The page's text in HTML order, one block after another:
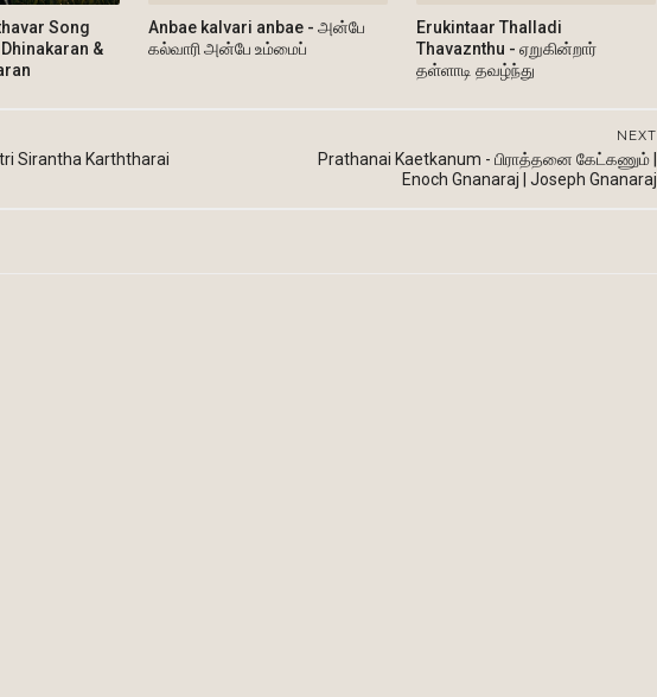
Song
&
Anbae kalvari anbae - அன்பே
கல்வாரி அன்பே உம்மைப்
Erukintaar Thalladi
Thavaznthu - ஏறுகின்றார்
தள்ளாடி தவழ்ந்து
NEXT
Prathanai Kaetkanum - பிராத்தனை கேட்கணும் |
Enoch Gnanaraj | Joseph Gnanaraj
Sirantha Karththarai